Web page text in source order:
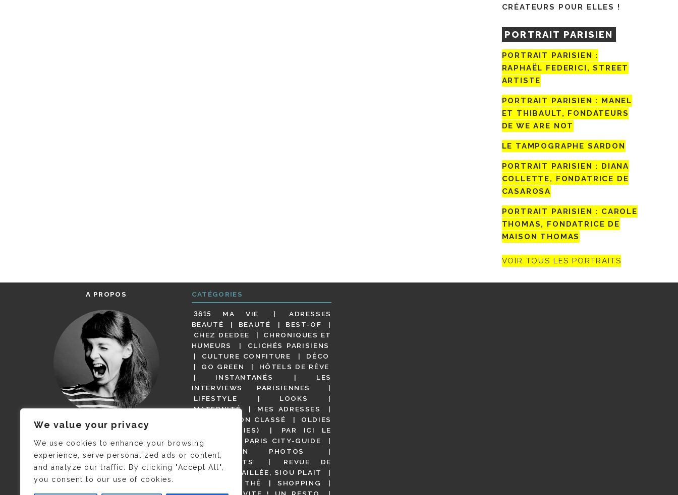
We value your privacy
We use cookies to enhance your browsing
experience, serve personalized ads or content,
and analyze our traffic. By clicking "Accept All",
you consent to our use of cookies.
CRÉATEURS POUR ELLES !
PORTRAIT PARISIEN
PORTRAIT PARISIEN :
RAPHAËL FEDERICI, STREET
ARTISTE
PORTRAIT PARISIEN : MANEL
ET THIBAULT, FONDATEURS
DE WE ARE NOT
LE TAMPOGRAPHE SARDON
PORTRAIT PARISIEN : DIANA
COLLETTE, FONDATRICE DE
CASAROSA
PORTRAIT PARISIEN : CAROLE
THOMAS, FONDATRICE DE
MAISON THOMAS
VOIR TOUS LES PORTRAITS
A PROPOS
JE M’APPELLE DELPHINE MAIS
C’EST ©CAMILLE COLLIN QUI A
PRIS CETTE PHOTO !
CATÉGORIES
3615 MA VIE
ADRESSES
BEAUTÉ
BEAUTÉ
BEST-OF
CHEZ DEEDEE
CHRONIQUES ET
HUMEURS
CLICHÉS PARISIENS
CULTURE CONFITURE
DÉCO
GO GREEN
HÔTELS DE RÊVE
INSTANTANÉS
LES
INTERVIEWS PARISIENNES
LIFESTYLE
LOOKS
MATERNITÉ
MES ADRESSES
NON CLASSÉ
OLDIES
(BUT GOODIES)
PAR ICI LE
MAGOT !
PARIS CITY-GUIDE
PARIS EN PHOTOS
RESTAURANTS
REVUE DE
PRESSE DÉTAILLÉE, SIOU PLAIT
SALONS DE THÉ
SHOPPING
VIDÉOS
VITE ! UN RESTO